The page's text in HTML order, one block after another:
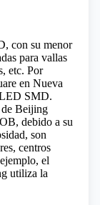
con su menor
para vallas
etc. Por
en Nueva
SMD.
debido a su
son
centros
el
utiliza la